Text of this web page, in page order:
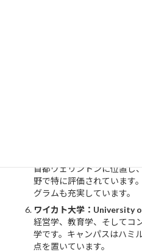
首都ウェリントンに位置し
野で特に評価されています
グラムも充実しています。
ワイカト大学：University
経営学、教育学、そしてコ
学です。キャンパスはハミ
点を置いています。